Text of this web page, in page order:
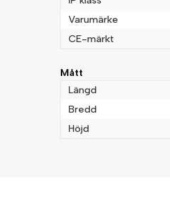
Varumärke
CE-märkt
Mått
Längd
Bredd
Höjd